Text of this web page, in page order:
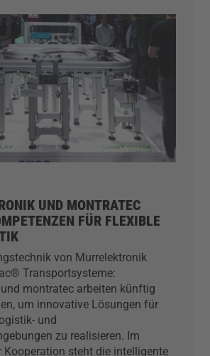
UND MONTRATEC
FÜR FLEXIBLE
von Murrelektronik
Transportsysteme:
montratec arbeiten künftig
um innovative Lösungen für
und
zu realisieren. Im
Kooperation steht die intelligente